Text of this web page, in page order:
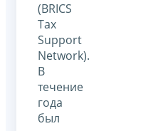
(BRICS
Tax
Support
Network).
В
течение
года
был